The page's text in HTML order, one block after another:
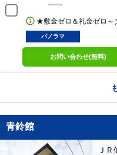
★敷金ゼロ＆礼金ゼロ～
パノラマ
お問い合わせ(無料)
青鈴館
Ｊ